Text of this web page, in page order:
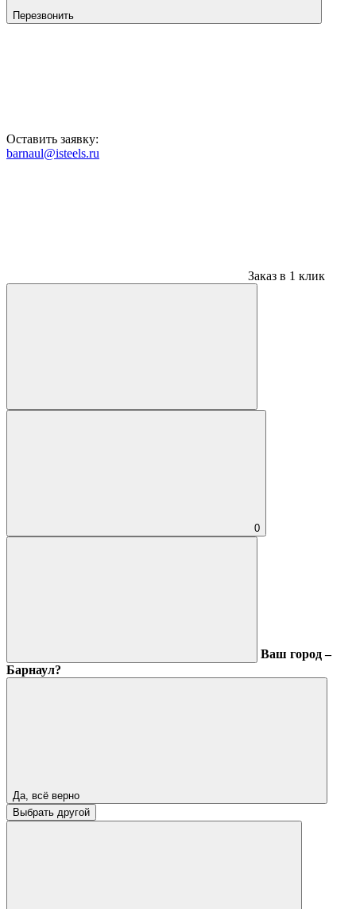
Перезвонить
Оставить заявку:
barnaul@isteels.ru
Заказ в 1 клик
0
Ваш город –
Барнаул?
Да, всё верно
Выбрать другой